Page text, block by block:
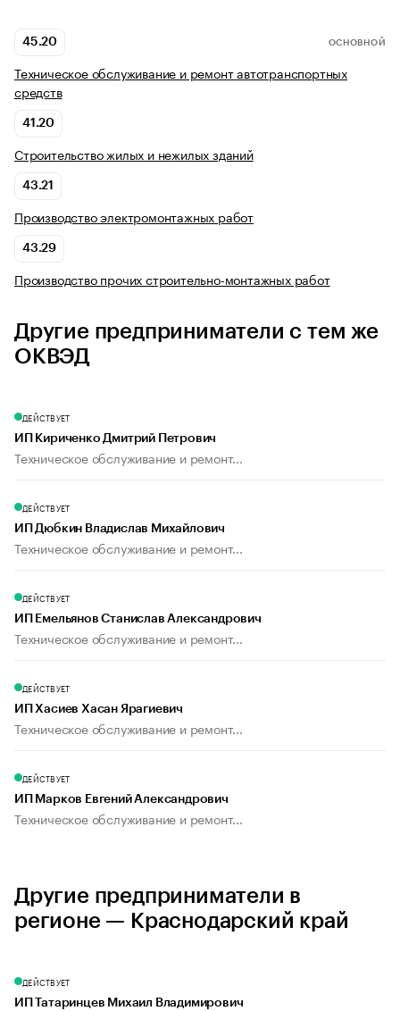
45.20 ОСНОВНОЙ
Техническое обслуживание и ремонт автотранспортных
средств
41.20
Строительство жилых и нежилых зданий
43.21
Производство электромонтажных работ
43.29
Производство прочих строительно-монтажных работ
Другие предприниматели с тем же
ОКВЭД
ДЕЙСТВУЕТ
ИП Кириченко Дмитрий Петрович
Техническое обслуживание и ремонт...
ДЕЙСТВУЕТ
ИП Дюбкин Владислав Михайлович
Техническое обслуживание и ремонт...
ДЕЙСТВУЕТ
ИП Емельянов Станислав Александрович
Техническое обслуживание и ремонт...
ДЕЙСТВУЕТ
ИП Хасиев Хасан Ярагиевич
Техническое обслуживание и ремонт...
ДЕЙСТВУЕТ
ИП Марков Евгений Александрович
Техническое обслуживание и ремонт...
Другие предприниматели в
регионе — Краснодарский край
ДЕЙСТВУЕТ
ИП Татаринцев Михаил Владимирович